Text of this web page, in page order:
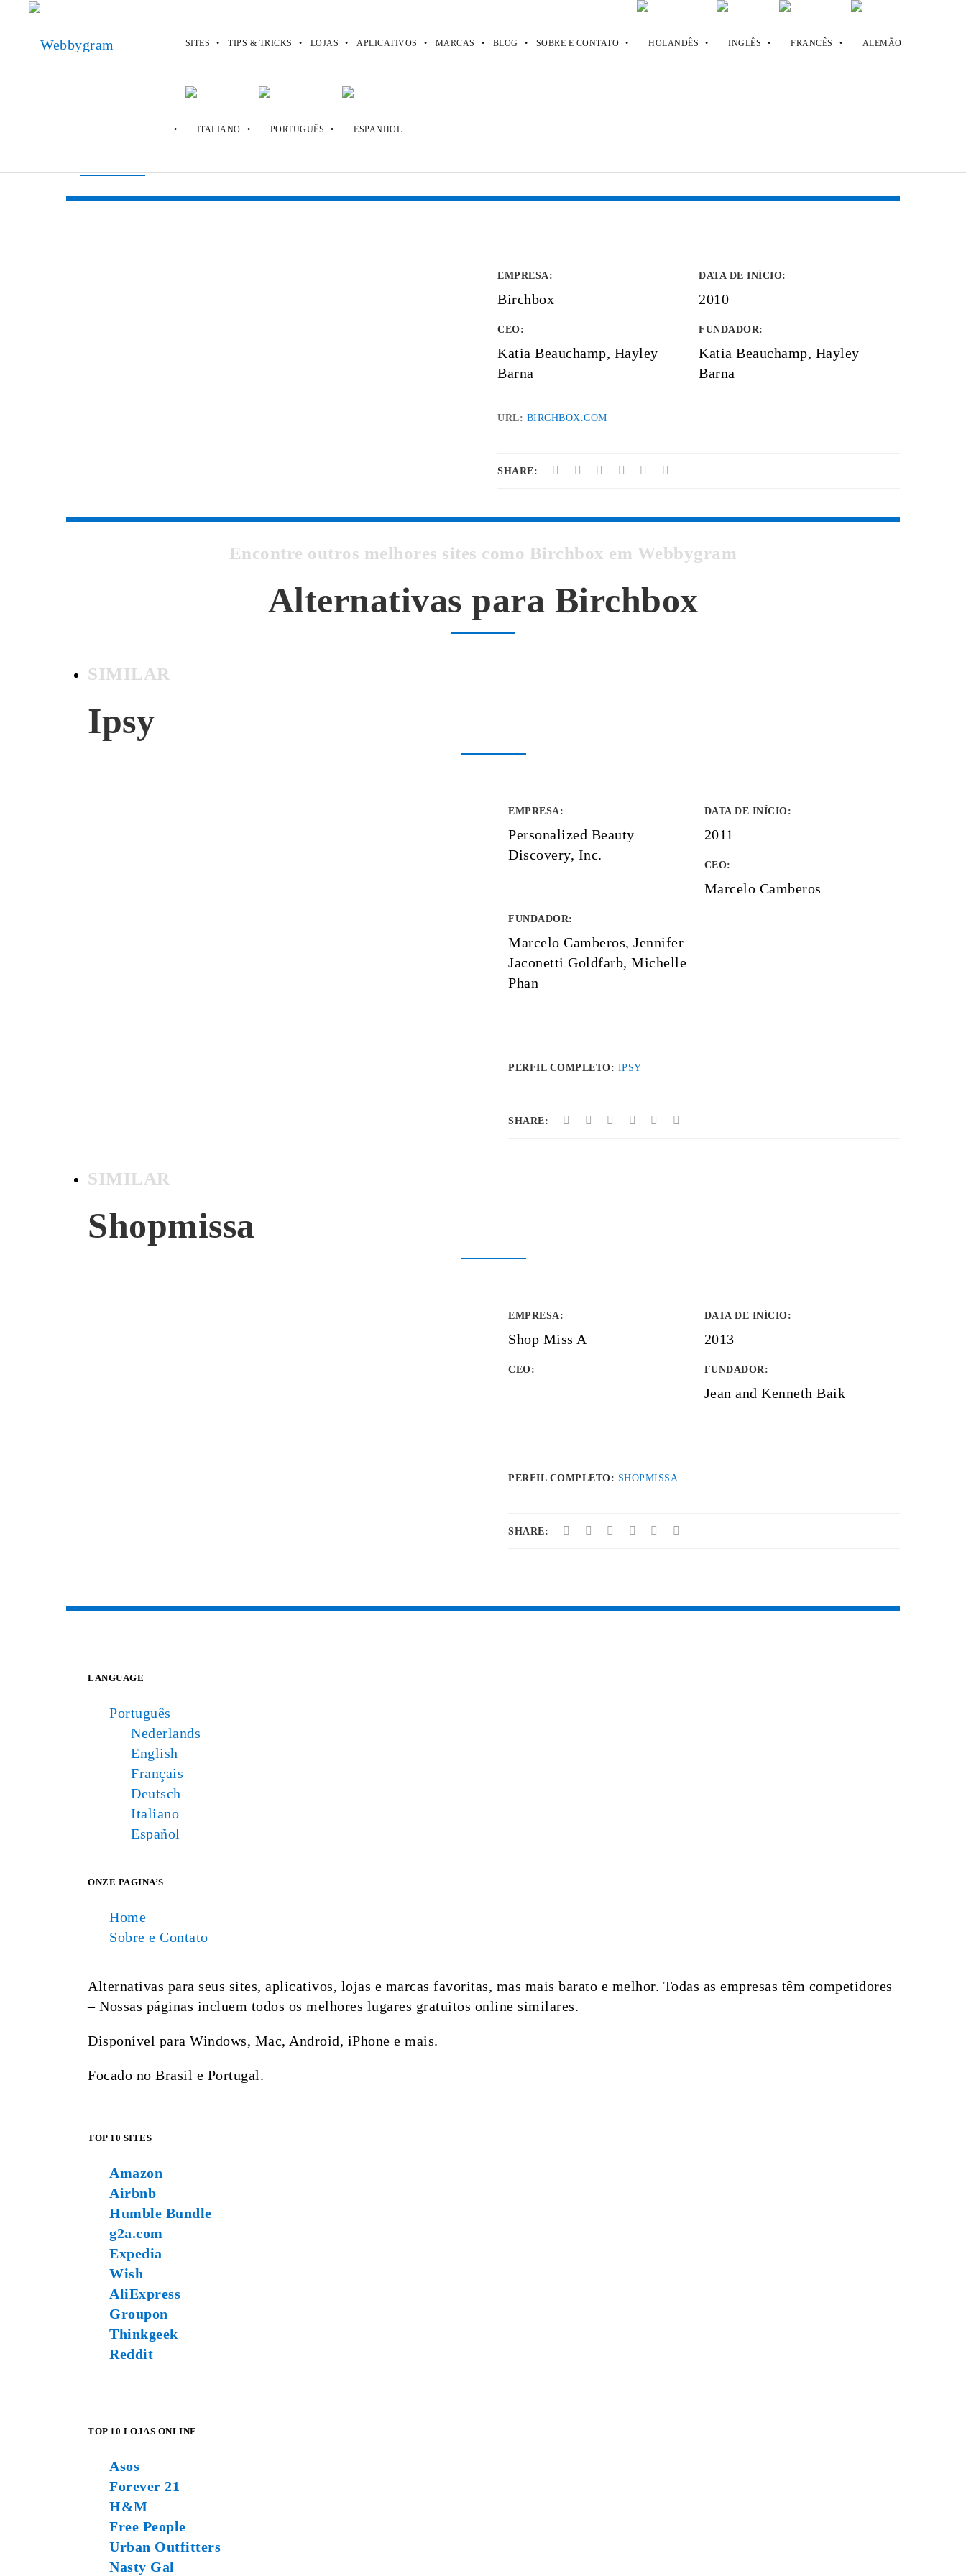
SITES TIPS & TRICKS LOJAS APLICATIVOS MARCAS BLOG SOBRE E CONTATO
Birchbox
EMPRESA:
Birchbox
DATA DE INÍCIO:
2010
CEO:
Katia Beauchamp, Hayley
Barna
FUNDADOR:
Katia Beauchamp, Hayley
Barna
URL: BIRCHBOX.COM
SHARE:
Encontre outros melhores sites como Birchbox em Webbygram
Alternativas para Birchbox
SIMILAR
Ipsy
EMPRESA:
Personalized Beauty
Discovery, Inc.
DATA DE INÍCIO:
2011
CEO:
Marcelo Camberos
FUNDADOR:
Marcelo Camberos, Jennifer
Jaconetti Goldfarb, Michelle
Phan
PERFIL COMPLETO: IPSY
SHARE:
SIMILAR
Shopmissa
EMPRESA:
Shop Miss A
DATA DE INÍCIO:
2013
CEO: FUNDADOR:
Jean and Kenneth Baik
PERFIL COMPLETO: SHOPMISSA
SHARE:
LANGUAGE
Português
Nederlands
English
Français
Deutsch
Italiano
Español
ONZE PAGINA’S
Home
Sobre e Contato
Alternativas para seus sites, aplicativos, lojas e marcas favoritas, mas mais barato e melhor. Todas as empresas têm competidores
– Nossas páginas incluem todos os melhores lugares gratuitos online similares.
Disponível para Windows, Mac, Android, iPhone e mais.
Focado no Brasil e Portugal.
TOP 10 SITES
Amazon
Airbnb
Humble Bundle
g2a.com
Expedia
Wish
AliExpress
Groupon
Thinkgeek
Reddit
TOP 10 LOJAS ONLINE
Asos
Forever 21
H&M
Free People
Urban Outfitters
Nasty Gal